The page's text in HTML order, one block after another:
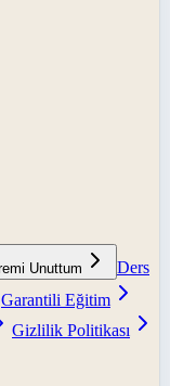
Unuttum
Ders
Garantili Eğitim
Gizlilik Politikası